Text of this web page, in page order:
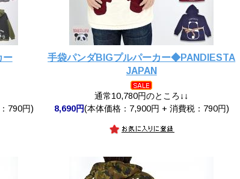
ー
790円)
手袋パンダBIGプルパーカー◆PANDIESTA
JAPAN
通常10,780円のところ↓↓
8,690円(本体価格：7,900円 + 消費税：790円)